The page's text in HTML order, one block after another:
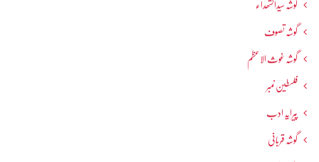
گوشہ سیدالشھداء
گوشہ تصوف
گوشہ غوث الاعظم
فلسطین نمبر
پیرایہ ادب
گوشہ قربانی